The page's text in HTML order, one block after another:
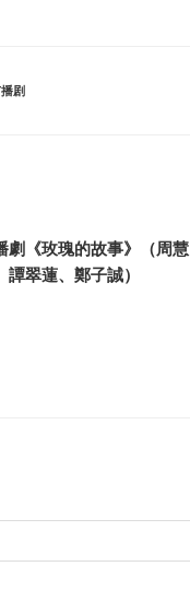
剧
劇《玫瑰的故事》（周慧
翠蓮、鄭子誠）